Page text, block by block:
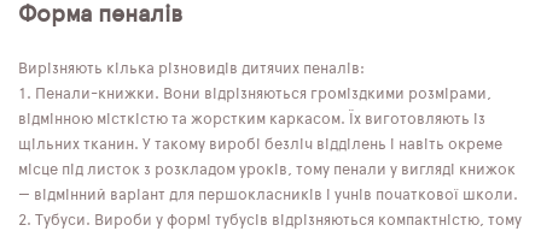
Форма пеналів
Вирізняють кілька різновидів дитячих пеналів:
Пенали-книжки. Вони відрізняються громіздкими розмірами,
відмінною місткістю та жорстким каркасом. Їх виготовляють із
щільних тканин. У такому виробі безліч відділень і навіть окреме
місце під листок з розкладом уроків, тому пенали у вигляді книжок
— відмінний варіант для першокласників і учнів початкової школи.
Тубуси. Вироби у формі тубусів відрізняються компактністю, тому